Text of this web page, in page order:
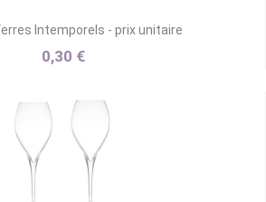
Intemporels - prix unitaire
0,30 €